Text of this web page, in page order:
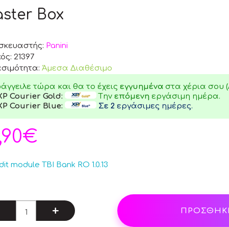
Box
Panini
21397
Άμεσα Διαθέσιμο
τώρα και θα το έχεις εγγυημέναστα χέρια σου
Courier Gold:
Tηνεπόμενη εργάσιμη ημέρα.
Courier Blue:
Σε 2 εργάσιμες ημέρες.
+